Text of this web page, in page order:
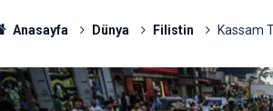
Anasayfa Dünya Filistin Kassam